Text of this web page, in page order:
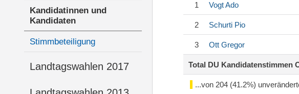
Kandidatinnen und
Kandidaten
Stimmbeteiligung
Landtagswahlen 2017
1 VogtAdo
2 Schurti Pio
3 Ott Gregor
Total DU Kandidatenstimmen
...von 204 (41.2%)